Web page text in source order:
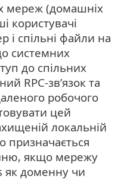
мереж (домашніх
користувачі
і спільні файли на
системних
до спільних
RPC-зв’язок та
робочого
цей
локальній
призначається
якщо мережу
як доменну чи